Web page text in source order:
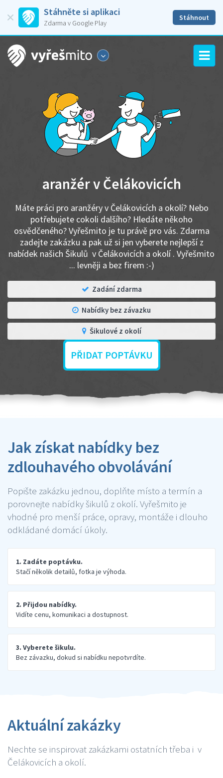
Stáhněte si aplikaci
Zdarma v Google Play
Stáhnout
aranžér v Čelákovicích
Máte práci pro aranžéry v Čelákovicích a okolí? Nebo
potřebujete cokoli dalšího? Hledáte někoho
osvědčeného? Vyřešmito je tu právě pro vás. Zdarma
zadejte zakázku a pak už si jen vyberete nejlepší z
nabídek našich Šikulů v Čelákovicích a okolí . Vyřešmito
... levněji a bez firem :-)
Zadání zdarma
Nabídky bez závazku
Šikulové z okolí
PŘIDAT POPTÁVKU
Jak získat nabídky bez
zdlouhavého obvolávání
Popište zakázku jednou, doplňte místo a termín a
porovnejte nabídky šikulů z okolí. Vyřešmito je
vhodné pro menší práce, opravy, montáže i dlouho
odkládané domácí úkoly.
1. Zadáte poptávku.
Stačí několik detailů, fotka je výhoda.
2. Přijdou nabídky.
Vidíte cenu, komunikaci a dostupnost.
3. Vyberete šikulu.
Bez závazku, dokud si nabídku nepotvrdíte.
Aktuální zakázky
Nechte se inspirovat zakázkami ostatních třeba i v
Čelákovicích a okolí.